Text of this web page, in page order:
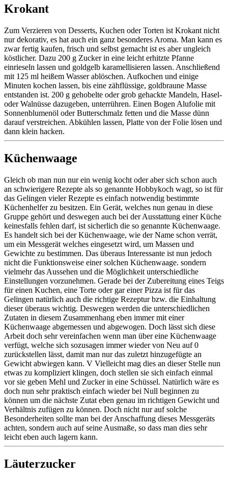
Krokant
Zum Verzieren von Desserts, Kuchen oder Torten ist Krokant nicht
nur dekorativ, es hat auch ein ganz besonderes Aroma. Man kann es
zwar fertig kaufen, frisch und selbst gemacht ist es aber ungleich
köstlicher. Dazu 200 g Zucker in eine leicht erhitzte Pfanne
einrieseln lassen und goldgelb karamellisieren lassen. Anschließend
mit 125 ml heißem Wasser ablöschen. Aufkochen und einige
Minuten kochen lassen, bis eine zähflüssige, goldbraune Masse
entstanden ist. 200 g gehobelte oder grob gehackte Mandeln, Hasel-
oder Walnüsse dazugeben, unterrühren. Einen Bogen Alufolie mit
Sonnenblumenöl oder Butterschmalz fetten und die Masse dünn
darauf verstreichen. Abkühlen lassen, Platte von der Folie lösen und
dann klein hacken.
Küchenwaage
Gleich ob man nun nur ein wenig kocht oder aber sich schon auch
an schwierigere Rezepte als so genannte Hobbykoch wagt, so ist für
das Gelingen vieler Rezepte es einfach notwendig bestimmte
Küchenhelfer zu besitzen. Ein Gerät, welches nun genau in diese
Gruppe gehört und deswegen auch bei der Ausstattung einer Küche
keinesfalls fehlen darf, ist sicherlich die so genannte Küchenwaage.
Es handelt sich bei der Küchenwaage, wie der Name schon verrät,
um ein Messgerät welches eingesetzt wird, um Massen und
Gewichte zu bestimmen. Das überaus Interessante ist nun jedoch
nicht die Funktionsweise einer solchen Küchenwaage. sondern
vielmehr das Aussehen und die Möglichkeit unterschiedliche
Einstellungen vorzunehmen. Gerade bei der Zubereitung eines Teigs
für einen Kuchen, eine Torte oder gar einer Pizza ist für das
Gelingen natürlich auch die richtige Rezeptur bzw. die Einhaltung
dieser überaus wichtig. Deswegen werden die unterschiedlichen
Zutaten in diesem Zusammenhang eben immer mit einer
Küchenwaage abgemessen und abgewogen. Doch lässt sich diese
Arbeit doch sehr vereinfachen wenn man über eine Küchenwaage
verfügt, welche sich sozusagen immer wieder von Neu auf 0
zurückstellen lässt, damit man nur das zuletzt hinzugefügte an
Gewicht abwiegen kann. V Vielleicht mag dies an dieser Stelle nun
etwas zu kompliziert klingen, doch stellen sie sich einfach einmal
vor sie geben Mehl und Zucker in eine Schüssel. Natürlich wäre es
doch nun sehr praktisch einfach wieder bei Null beginnen zu
können um die nächste Zutat eben genau im richtigen Gewicht und
Verhältnis zufügen zu können. Doch nicht nur auf solche
Besonderheiten sollte man bei der Anschaffung dieses Messgeräts
achten, sondern auch auf seine Ausmaße, so dass man dies sehr
leicht eben auch lagern kann.
Läuterzucker